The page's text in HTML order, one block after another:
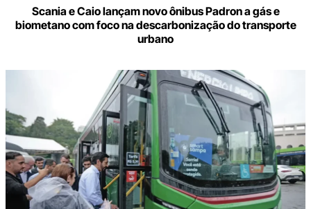
Scania e Caio lançam novo ônibus Padron a gás e
biometano com foco na descarbonização do transporte
urbano